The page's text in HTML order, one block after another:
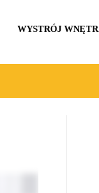
WYSTRÓJ